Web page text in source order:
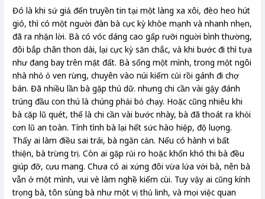
Đó là khi sứ giả đến truyền tin tại một làng xa xôi, đèo heo hút
gió, thì có một người đàn bà cực kỳ khòe mạnh và nhanh nhẹn,
đã ra nhận lời. Bà có vóc dáng cao gấp rưỡi nguời bình thường,
đôi bắp chân thon dài, lại cực kỳ săn chắc, và khi bước đi thì tựa
như đang bay trên mặt đất. Bà sống một mình, trong một ngôi
nhà nhỏ ỏ ven rừng, chuyên vào núi kiếm củi rồi gánh đi chợ
bán. Đã nhiều lần bà gặp thú dữ. nhưng chi cần vài gậy đánh
trúng đầu con thú là chúng phải bỏ chạy. Hoặc cũng nhiêu khi
bà cặp lũ quét, thế là chi cần vài bước nhày, bà đã thoát ra khỏi
cơn lũ an toàn. Tính tình bà lại hết sức hào hiệp, độ luợng.
Thấy ai làm điều sai trái, bà ngăn cản. Nếu có hành vi bất
thiện, bà trừng trị. Còn ai gặp rủi ro hoặc khốn khó thi bà đều
giúp đỡ, cưu mang. Chưa có ai xứng đôi vừa lứa với bà, nên bà
vẫn ở một mình, vui vè làm nghề kiếm cùi. Tuy vậy ai cũng kính
trọng bà, tôn sùng bà như một vị thủ linh, và mọi việc quan